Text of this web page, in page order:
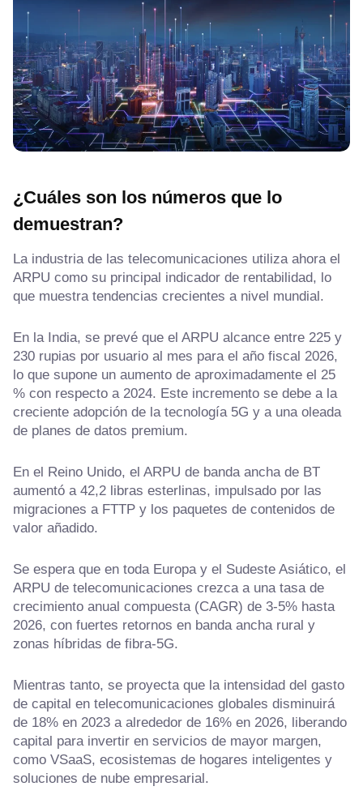
¿Cuáles son los números que lo
demuestran?
La industria de las telecomunicaciones utiliza ahora el
ARPU como su principal indicador de rentabilidad, lo
que muestra tendencias crecientes a nivel mundial.
En la India, se prevé que el ARPU alcance entre 225 y
230 rupias por usuario al mes para el año fiscal 2026,
lo que supone un aumento de aproximadamente el 25
% con respecto a 2024. Este incremento se debe a la
creciente adopción de la tecnología 5G y a una oleada
de planes de datos premium.
En el Reino Unido, el ARPU de banda ancha de BT
aumentó a 42,2 libras esterlinas, impulsado por las
migraciones a FTTP y los paquetes de contenidos de
valor añadido.
Se espera que en toda Europa y el Sudeste Asiático, el
ARPU de telecomunicaciones crezca a una tasa de
crecimiento anual compuesta (CAGR) de 3-5% hasta
2026, con fuertes retornos en banda ancha rural y
zonas híbridas de fibra-5G.
Mientras tanto, se proyecta que la intensidad del gasto
de capital en telecomunicaciones globales disminuirá
de 18% en 2023 a alrededor de 16% en 2026, liberando
capital para invertir en servicios de mayor margen,
como VSaaS, ecosistemas de hogares inteligentes y
soluciones de nube empresarial.